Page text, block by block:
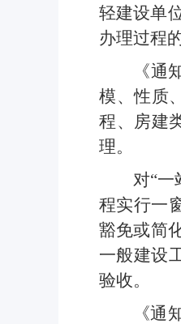
轻建设单
办理过程
《
模、性质
程、房建
理。
对“一
程实行一
豁免或简
一般建设
验收。
《通